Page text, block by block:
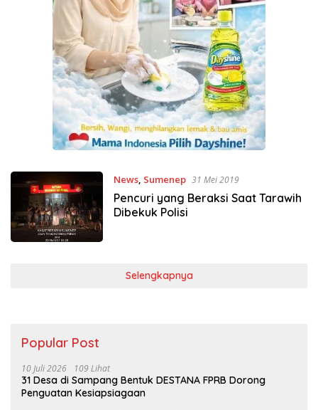
News, Sumenep 31 Mei 2019
Pencuri yang Beraksi Saat Tarawih
Dibekuk Polisi
Selengkapnya
Popular Post
10 Juli 2026 109 Lihat
31 Desa di Sampang Bentuk DESTANA FPRB Dorong
Penguatan Kesiapsiagaan